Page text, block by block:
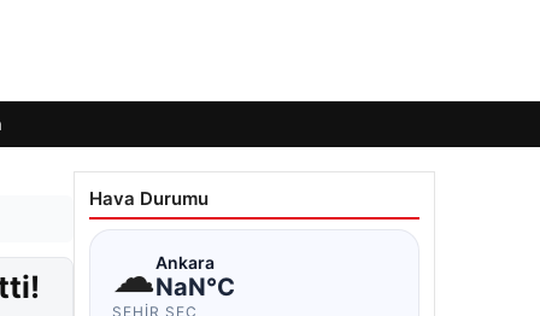
Hava Durumu
☁Ankara
NaN°C
ŞEHIR SEÇ